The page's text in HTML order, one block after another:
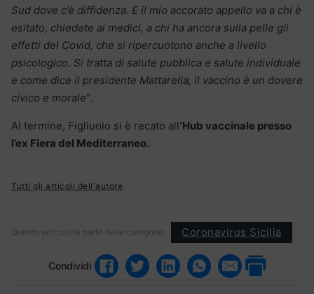
Sud dove c’è diffidenza. E il mio accorato appello va a chi è
esitato, chiedete ai medici, a chi ha ancora sulla pelle gli
effetti del Covid, che si ripercuotono anche a livello
psicologico. Si tratta di salute pubblica e salute individuale
e come dice il presidente Mattarella, il vaccino è un dovere
civico e morale”.
Al termine, Figliuolo si è recato all‘Hub vaccinale presso
l’ex Fiera del Mediterraneo.
Tutti gli articoli dell'autore
Questo articolo fa parte delle categorie: Coronavirus Sicilia
Condividi